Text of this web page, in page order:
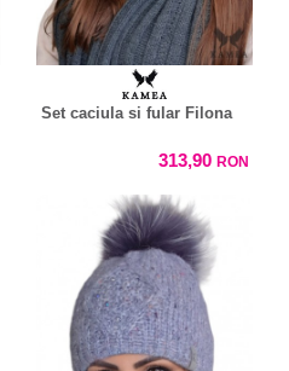
Set caciula si fular Filona
313,90 RON